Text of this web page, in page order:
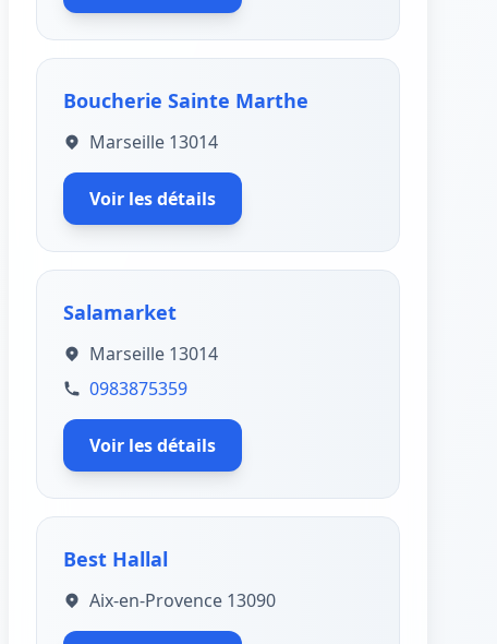
Boucherie Sainte Marthe
Marseille 13014
Voir les détails
Salamarket
Marseille 13014
0983875359
Voir les détails
Best Hallal
Aix-en-Provence 13090